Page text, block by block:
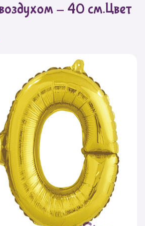
- 40 см.Цвет